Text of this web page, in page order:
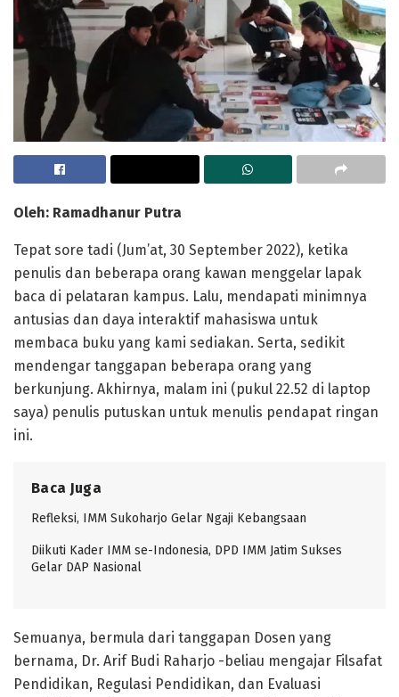
Oleh: Ramadhanur Putra
Tepat sore tadi (Jum’at, 30 September 2022), ketika
penulis dan beberapa orang kawan menggelar lapak
baca di pelataran kampus. Lalu, mendapati minimnya
antusias dan daya interaktif mahasiswa untuk
membaca buku yang kami sediakan. Serta, sedikit
mendengar tanggapan beberapa orang yang
berkunjung. Akhirnya, malam ini (pukul 22.52 di laptop
saya) penulis putuskan untuk menulis pendapat ringan
ini.
Baca Juga
Refleksi, IMM Sukoharjo Gelar Ngaji Kebangsaan
Diikuti Kader IMM se-Indonesia, DPD IMM Jatim Sukses
Gelar DAP Nasional
Semuanya, bermula dari tanggapan Dosen yang
bernama, Dr. Arif Budi Raharjo -beliau mengajar Filsafat
Pendidikan, Regulasi Pendidikan, dan Evaluasi